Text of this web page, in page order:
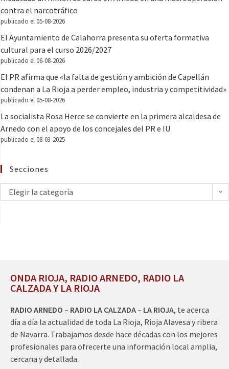
contra el narcotráfico
publicado el 05-08-2026
El Ayuntamiento de Calahorra presenta su oferta formativa
cultural para el curso 2026/2027
publicado el 06-08-2026
El PR afirma que «la falta de gestión y ambición de Capellán
condenan a La Rioja a perder empleo, industria y competitividad»
publicado el 05-08-2026
La socialista Rosa Herce se convierte en la primera alcaldesa de
Arnedo con el apoyo de los concejales del PR e IU
publicado el 08-03-2025
Secciones
Elegir la categoría
ONDA RIOJA, RADIO ARNEDO, RADIO LA
CALZADA Y LA RIOJA
RADIO ARNEDO – RADIO LA CALZADA – LA RIOJA, te acerca
día a día la actualidad de toda La Rioja, Rioja Alavesa y ribera
de Navarra. Trabajamos desde hace décadas con los mejores
profesionales para ofrecerte una información local amplia,
cercana y detallada.